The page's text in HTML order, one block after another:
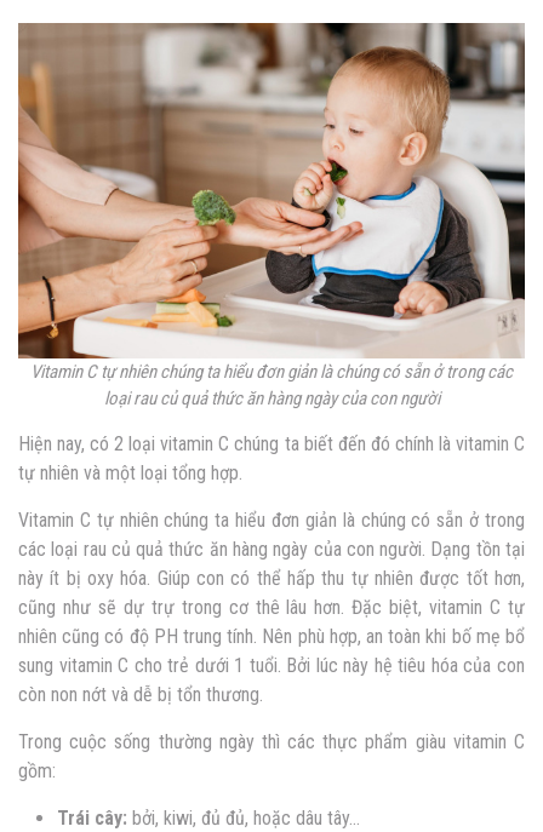
Vitamin C tự nhiên chúng ta hiểu đơn giản là chúng có sẵn ở trong các
loại rau củ quả thức ăn hàng ngày của con người
Hiện nay, có 2 loại vitamin C chúng ta biết đến đó chính là vitamin C
tự nhiên và một loại tổng hợp.
Vitamin C tự nhiên chúng ta hiểu đơn giản là chúng có sẵn ở trong
các loại rau củ quả thức ăn hàng ngày của con người. Dạng tồn tại
này ít bị oxy hóa. Giúp con có thể hấp thu tự nhiên được tốt hơn,
cũng như sẽ dự trự trong cơ thê lâu hơn. Đặc biệt, vitamin C tự
nhiên cũng có độ PH trung tính. Nên phù hợp, an toàn khi bố mẹ bổ
sung vitamin C cho trẻ dưới 1 tuổi. Bởi lúc này hệ tiêu hóa của con
còn non nớt và dễ bị tổn thương.
Trong cuộc sống thường ngày thì các thực phẩm giàu vitamin C
gồm:
Trái cây: bởi, kiwi, đủ đủ, hoặc dâu tây…